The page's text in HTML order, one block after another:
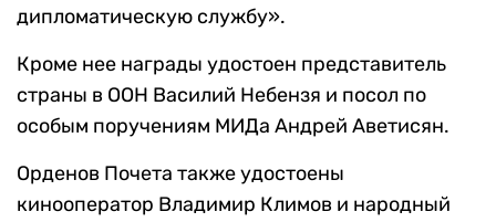
дипломатическую службу».
Кроме нее награды удостоен представитель
страны в ООН Василий Небензя и посол по
особым поручениям МИДа Андрей Аветисян.
Орденов Почета также удостоены
кинооператор Владимир Климов и народный